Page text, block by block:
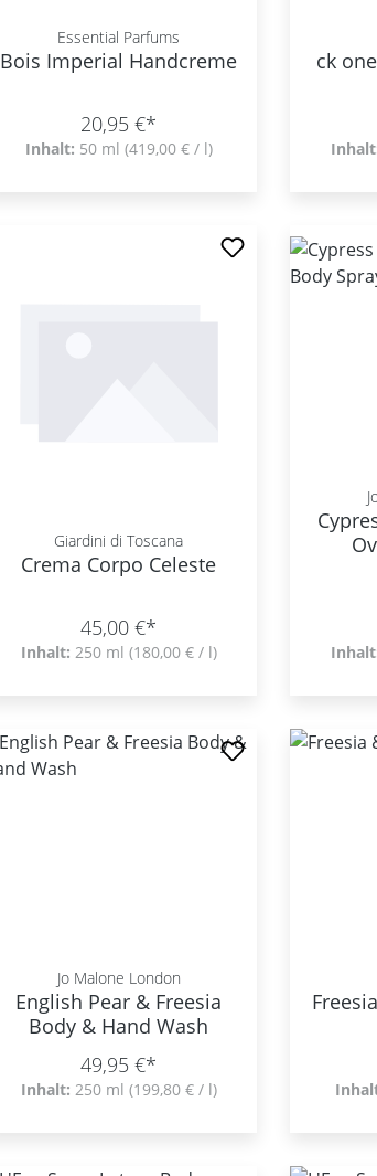
Essential Parfums
Bois Imperial Handcreme
20,95 €*
Inhalt: 50 ml (419,00 € / l)
ck
Giardini di Toscana
Crema Corpo Celeste
45,00 €*
Inhalt: 250 ml (180,00 € / l)
Jo Malone London
English Pear & Freesia
Body & Hand Wash
49,95 €*
Inhalt: 250 ml (199,80 € / l)